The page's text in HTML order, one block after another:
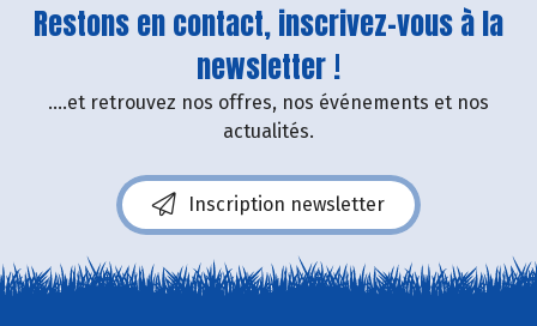
Restons en contact, inscrivez-vous à la
newsletter !
....et retrouvez nos offres, nos événements et nos
actualités.
Inscription newsletter